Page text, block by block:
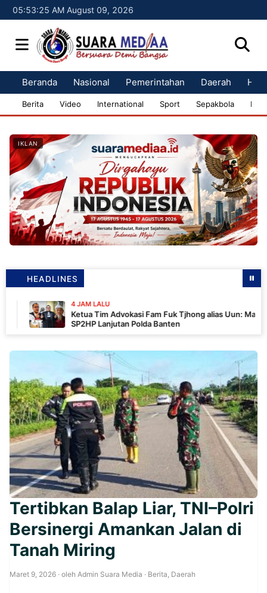
05:53:26 AM August 09, 2026
Beranda Nasional Pemerintahan Daerah
Berita Video International Sport Sepakbola
IKLAN
HEADLINES
4 JAM LALU
Ketua Tim Advokasi Fam Fuk Tjhong alias Uun: Masih Tunggu
SP2HP Lanjutan Polda Banten
Tertibkan Balap Liar, TNI–Polri
Bersinergi Amankan Jalan di
Tanah Miring
Maret 9, 2026 · oleh Admin Suara Media · Berita, Daerah